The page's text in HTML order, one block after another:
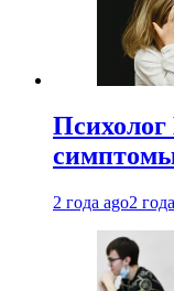
Психолог
2 года ago2